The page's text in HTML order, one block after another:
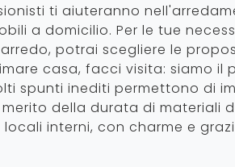
ti aiuteranno
a domicilio. Per le tue
potrai scegliere le
casa, facci visita: siamo
spunti inediti permettono di
della durata di materiali
interni, con charme e